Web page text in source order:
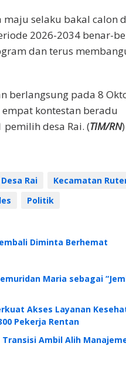
selaku bakal calon
2026-2034 benar-
dan terus
berlangsung pada 8
kontestan beradu
desa Rai. (TIM/RN)
Desa Rai
Kecamatan
Politik
Diminta Berhemat
Maria sebagai
Akses Layanan
Pekerja Rentan
Ambil Alih